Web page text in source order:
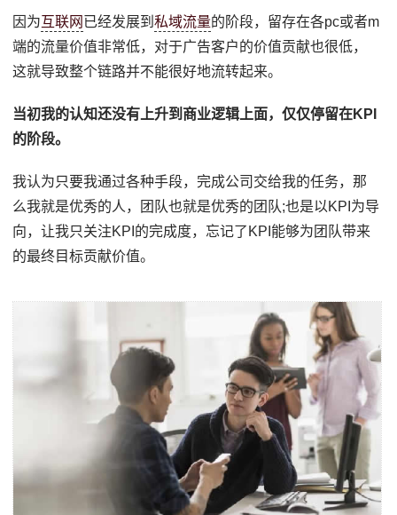
因为互联网 已经发展到私域流量的阶段，留存在各pc或者m
端的流量价值非常低，对于广告客户的价值贡献也很低，
这就导致整个链路并不能很好地流转起来。
当初我的认知还没有上升到商业逻辑上面，仅仅停留在KPI
的阶段。
我认为只要我通过各种手段，完成公司交给我的任务，那
么我就是优秀的人，团队也就是优秀的团队;也是以KPI为导
向，让我只关注KPI的完成度，忘记了KPI能够为团队带来
的最终目标贡献价值。